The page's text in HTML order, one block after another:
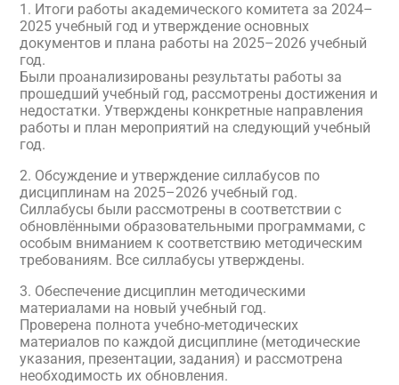
1. Итоги работы академического комитета за 2024–
2025 учебный год и утверждение основных
документов и плана работы на 2025–2026 учебный
год.
Были проанализированы результаты работы за
прошедший учебный год, рассмотрены достижения и
недостатки. Утверждены конкретные направления
работы и план мероприятий на следующий учебный
год.
2. Обсуждение и утверждение силлабусов по
дисциплинам на 2025–2026 учебный год.
Силлабусы были рассмотрены в соответствии с
обновлёнными образовательными программами, с
особым вниманием к соответствию методическим
требованиям. Все силлабусы утверждены.
3. Обеспечение дисциплин методическими
материалами на новый учебный год.
Проверена полнота учебно-методических
материалов по каждой дисциплине (методические
указания, презентации, задания) и рассмотрена
необходимость их обновления.